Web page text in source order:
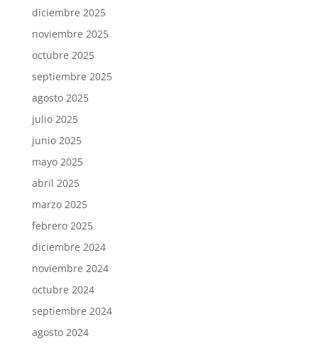
diciembre 2025
noviembre 2025
octubre 2025
septiembre 2025
agosto 2025
julio 2025
junio 2025
mayo 2025
abril 2025
marzo 2025
febrero 2025
diciembre 2024
noviembre 2024
octubre 2024
septiembre 2024
agosto 2024